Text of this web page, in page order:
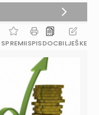
SPREMIISPISDOCBILJEŠKE